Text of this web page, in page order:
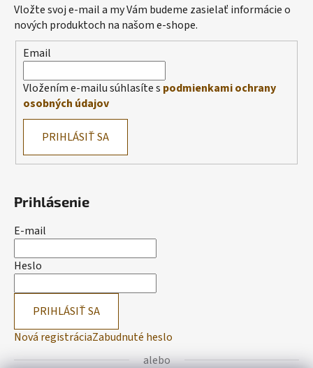
Vložte svoj e-mail a my Vám budeme zasielať informácie o
nových produktoch na našom e-shope.
Email
Vložením e-mailu súhlasíte s podmienkami ochrany
osobných údajov
PRIHLÁSIŤ SA
Prihlásenie
E-mail
Heslo
PRIHLÁSIŤ SA
Nová registráciaZabudnuté heslo
alebo